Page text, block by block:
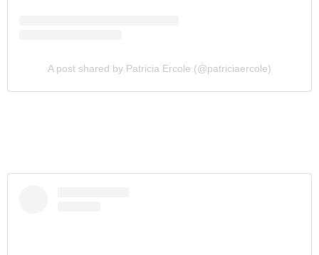
A post shared by Patricia Ercole (@patriciaercole)